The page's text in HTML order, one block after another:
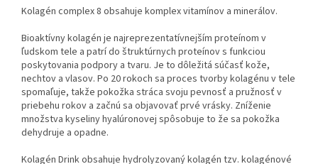
Kolagén complex 8 obsahuje komplex vitamínov a minerálov.
Bioaktívny kolagén je najreprezentatívnejším proteínom v
ľudskom tele a patrí do štruktúrnych proteínov s funkciou
poskytovania podpory a tvaru. Je to dôležitá súčasť kože,
nechtov a vlasov. Po 20 rokoch sa proces tvorby kolagénu v tele
spomaľuje, takže pokožka stráca svoju pevnosť a pružnosť v
priebehu rokov a začnú sa objavovať prvé vrásky. Zníženie
množstva kyseliny hyalúronovej spôsobuje to že sa pokožka
dehydruje a opadne.
Kolagén Drink obsahuje hydrolyzovaný kolagén tzv. kolagénové